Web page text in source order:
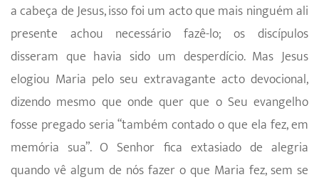
a cabeça de Jesus, isso foi um acto que mais ninguém ali
presente achou necessário fazê-lo; os discípulos
disseram que havia sido um desperdício. Mas Jesus
elogiou Maria pelo seu extravagante acto devocional,
dizendo mesmo que onde quer que o Seu evangelho
fosse pregado seria “também contado o que ela fez, em
memória sua”. O Senhor fica extasiado de alegria
quando vê algum de nós fazer o que Maria fez, sem se